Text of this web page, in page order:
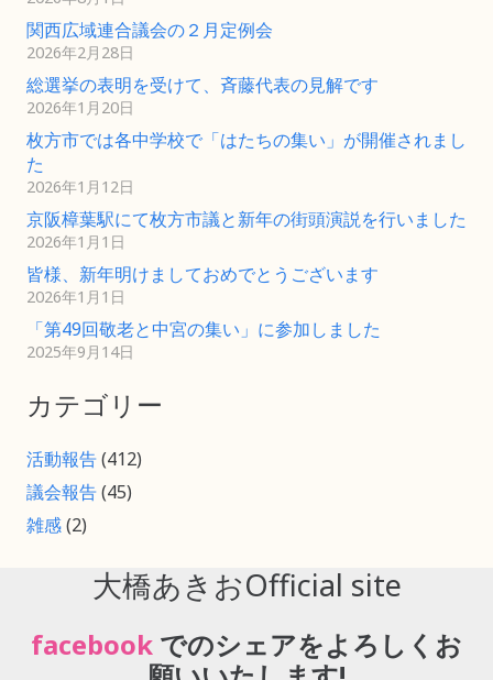
関西広域連合議会の２月定例会
2026年2月28日
総選挙の表明を受けて、斉藤代表の見解です
2026年1月20日
枚方市では各中学校で「はたちの集い」が開催されまし
た
2026年1月12日
京阪樟葉駅にて枚方市議と新年の街頭演説を行いました
2026年1月1日
皆様、新年明けましておめでとうございます
2026年1月1日
「第49回敬老と中宮の集い」に参加しました
2025年9月14日
カテゴリー
活動報告(412)
議会報告(45)
雑感(2)
大橋あきおOfficial site
facebook でのシェアをよろしくお